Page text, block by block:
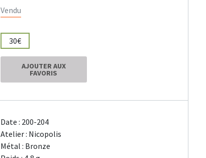
Vendu
30€
AJOUTER AUX
FAVORIS
Date : 200-204
Atelier : Nicopolis
Métal : Bronze